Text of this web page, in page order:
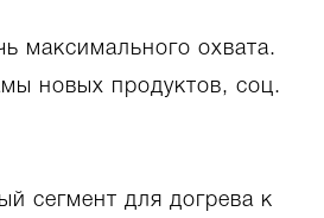
максимального охвата.
новых продуктов, соц.
сегмент для догрева к